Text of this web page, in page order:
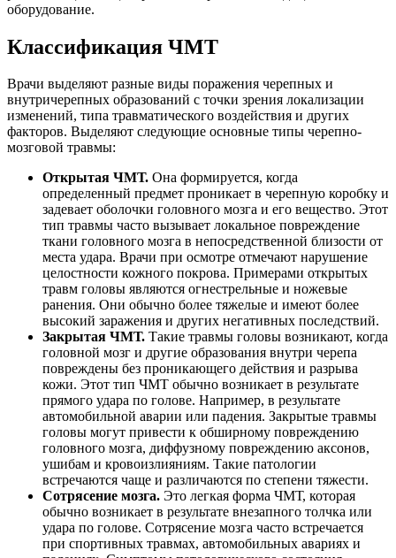
оборудование.
Классификация ЧМТ
Врачи выделяют разные виды поражения черепных и
внутричерепных образований с точки зрения локализации
изменений, типа травматического воздействия и других
факторов. Выделяют следующие основные типы черепно-
мозговой травмы:
Открытая ЧМТ. Она формируется, когда
определенный предмет проникает в черепную коробку и
задевает оболочки головного мозга и его вещество. Этот
тип травмы часто вызывает локальное повреждение
ткани головного мозга в непосредственной близости от
места удара. Врачи при осмотре отмечают нарушение
целостности кожного покрова. Примерами открытых
травм головы являются огнестрельные и ножевые
ранения. Они обычно более тяжелые и имеют более
высокий заражения и других негативных последствий.
Закрытая ЧМТ. Такие травмы головы возникают, когда
головной мозг и другие образования внутри черепа
повреждены без проникающего действия и разрыва
кожи. Этот тип ЧМТ обычно возникает в результате
прямого удара по голове. Например, в результате
автомобильной аварии или падения. Закрытые травмы
головы могут привести к обширному повреждению
головного мозга, диффузному повреждению аксонов,
ушибам и кровоизлияниям. Такие патологии
встречаются чаще и различаются по степени тяжести.
Сотрясение мозга. Это легкая форма ЧМТ, которая
обычно возникает в результате внезапного толчка или
удара по голове. Сотрясение мозга часто встречается
при спортивных травмах, автомобильных авариях и